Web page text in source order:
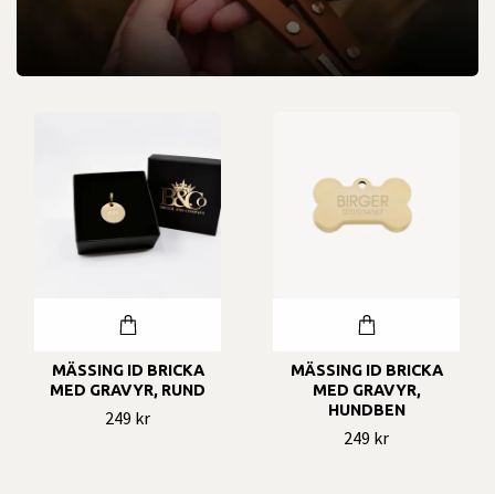
MÄSSING ID BRICKA
MED GRAVYR, RUND
249 kr
MÄSSING ID BRICKA
MED GRAVYR,
HUNDBEN
249 kr